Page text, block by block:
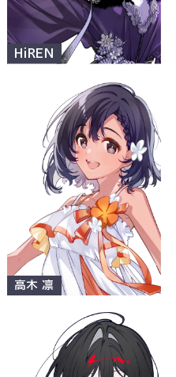
HiREN
高木 凛